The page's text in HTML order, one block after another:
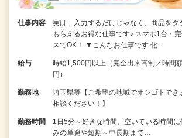
仕事内容
実は…入力するだけじゃなく、商品をタ
もらえるお得な仕事です♪ スマホ1台・
スでOK！ ▼こんなお仕事です 化…
給与
時給1,500円以上（完全出来高制／時間
円）
勤務地
埼玉県等【ご希望の地域でオシゴトで
相談ください！】
勤務時間
1日5分～好きな時間、空いている時間
みの単発や短期～中長期まで…